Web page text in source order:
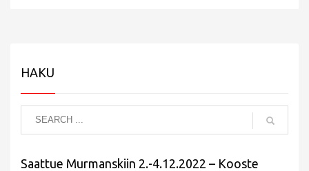
HAKU
Saattue Murmanskiin 2.-4.12.2022 – Kooste